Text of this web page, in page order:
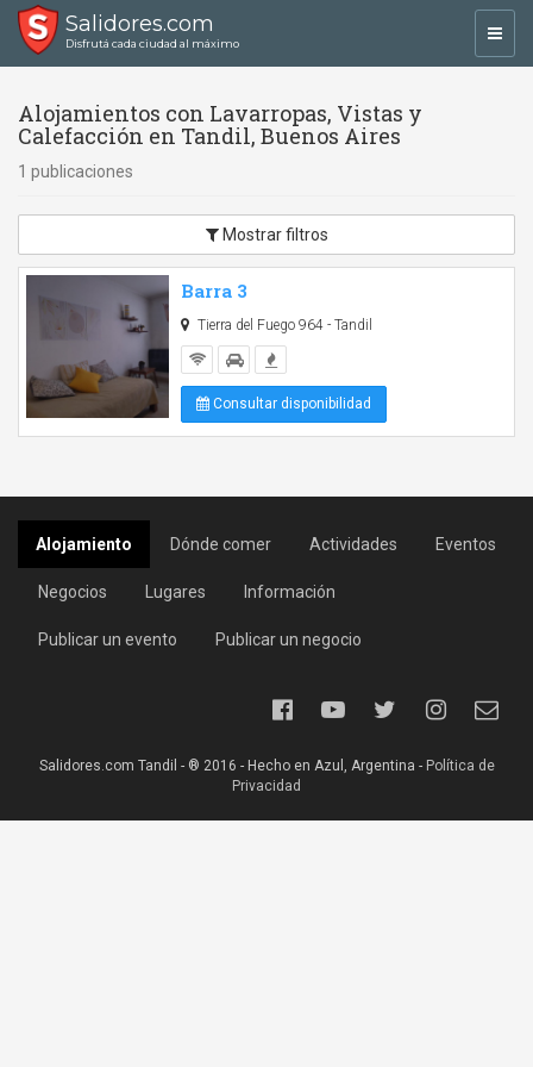
Salidores.com
Disfrutá cada ciudad al máximo
Alojamientos con Lavarropas, Vistas y
Calefacción en Tandil, Buenos Aires
1 publicaciones
Mostrar filtros
Barra 3
Tierra del Fuego 964 - Tandil
Consultar disponibilidad
Alojamiento Dónde comer Actividades Eventos
Negocios Lugares Información
Publicar un evento Publicar un negocio
Salidores.com Tandil - ® 2016 - Hecho en Azul, Argentina - Política de
Privacidad